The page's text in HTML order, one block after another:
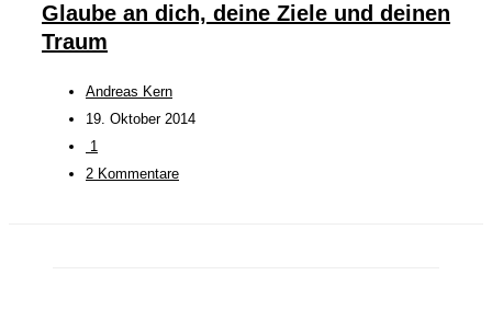
Glaube an dich, deine Ziele und deinen
Traum
Andreas Kern
19. Oktober 2014
1
2 Kommentare